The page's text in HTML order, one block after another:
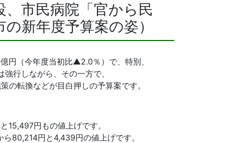
市民病院「官から民
新年度予算案の姿）
円（今年度当初比▲2.0％）で、特別、
行しながら、その一方で、
の転換などが目白押しの予算案です。
円もの値上げです。
80,214円と4,439円の値上げです。